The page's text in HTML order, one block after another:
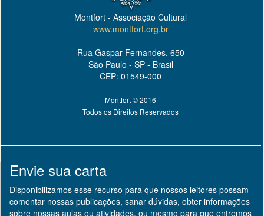
Montfort - Associação Cultural
www.montfort.org.br
Rua Gaspar Fernandes, 650
São Paulo - SP - Brasil
CEP: 01549-000
Montfort © 2016
Todos os Direitos Reservados
Envie sua carta
Disponibilizamos esse recurso para que nossos leitores possam
comentar nossas publicações, sanar dúvidas, obter informações
sobre nossas aulas ou atividades, ou mesmo para que entremos